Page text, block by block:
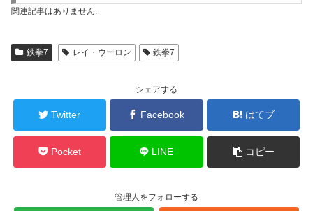
関連記事はありません.
鉄拳7 レイ・ウーロン 鉄拳7
シェアする
Twitter Facebook はてブ
Pocket LINE コピー
管理人をフォローする